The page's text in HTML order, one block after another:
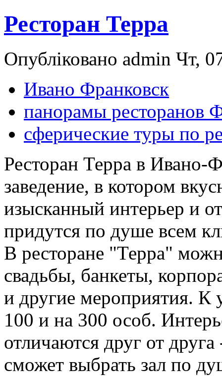
Ресторан Терра
Опубліковано admin Чт,
Ивано Франковск
панорамы ресторанов
сферические туры по
Ресторан Терра в Ивано-
заведение, в котором
изысканный интерьер и
придутся по душе всем
В ресторане "Терра"
свадьбы, банкеты,
и другие мероприятия. К
100 и на 300 особ.
отличаются друг от
сможет выбрать зал по